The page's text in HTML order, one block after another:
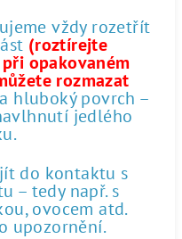
vždy rozetřít
(roztírejte
opakovaném
rozmazat
hluboký povrch –
jedlého
do kontaktu s
– tedy např. s
ovocem atd.
upozornění.